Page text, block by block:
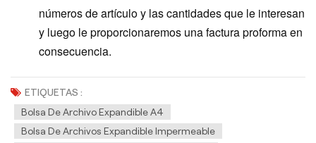
números de artículo y las cantidades que le interesan
y luego le proporcionaremos una factura proforma en
consecuencia.
ETIQUETAS :
Bolsa De Archivo Expandible A4
Bolsa De Archivos Expandible Impermeable